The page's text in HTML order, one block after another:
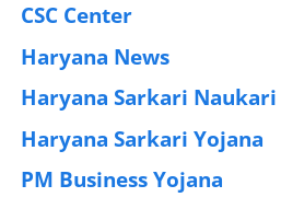
CSC Center
Haryana News
Haryana Sarkari Naukari
Haryana Sarkari Yojana
PM Business Yojana